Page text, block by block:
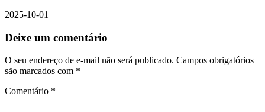
2025-10-01
Deixe um comentário
O seu endereço de e-mail não será publicado. Campos obrigatórios
são marcados com *
Comentário *